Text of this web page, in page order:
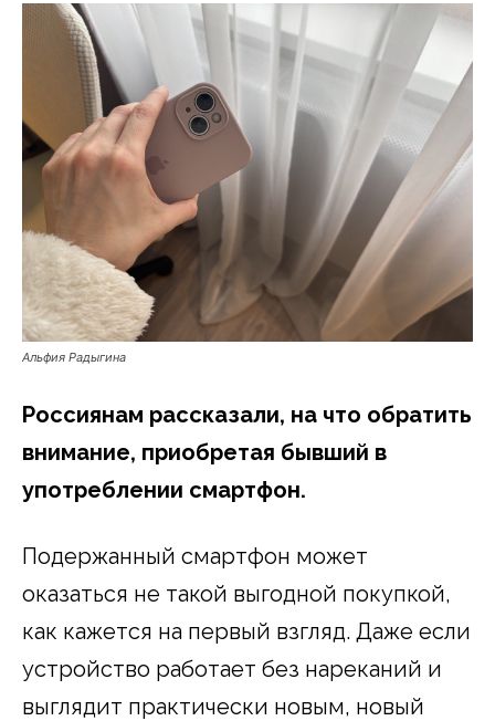
Альфия Радыгина
Россиянам рассказали, на что обратить
внимание, приобретая бывший в
употреблении смартфон.
Подержанный смартфон может
оказаться не такой выгодной покупкой,
как кажется на первый взгляд. Даже если
устройство работает без нареканий и
выглядит практически новым, новый